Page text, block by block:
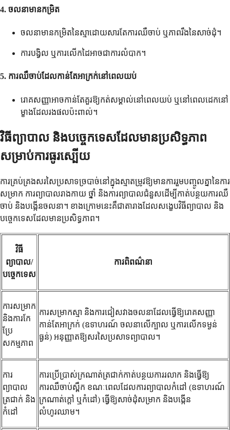
4. ចលនាមានកម្រិត
ចលនាមានកម្រិតនៃស្មាដោយសារតែការឈឺចាប់ ឬភាពរឹងនៃសាច់ដុំ។
ការបង្វិល ឬការលើកដៃអាចជាការលំបាក។
5. ការឈឺចាប់ដែលកាន់តែអាក្រក់នៅពេលយប់
រោគសញ្ញាអាចកាន់តែគួរឱ្យកត់សម្គាល់នៅពេលយប់ ឬនៅពេលដេកនៅ
ម្ខាងដែលរងផលប៉ះពាល់។
វិធីព្យាបាល និងបច្ចេកទេសដែលមានប្រសិទ្ធភាព
សម្រាប់ការធូរស្បើយ
ការគ្រប់គ្រងសរសៃប្រសាទច្របាច់នៅក្នុងស្មាតម្រូវឱ្យមានការរួមបញ្ចូលគ្នានៃការ
សម្រាក ការព្យាបាលរាងកាយ ថ្នាំ និងការព្យាបាលជំនួសដើម្បីកាត់បន្ថយការឈឺ
ចាប់ និងបង្កើនចលនា។ ខាងក្រោមនេះគឺជាតារាងដែលសង្ខេបវិធីព្យាបាល និង
បច្ចេកទេសដែលមានប្រសិទ្ធភាព។
វិធី
ព្យាបាល/
បច្ចេកទេស
ការពិពណ៌នា
ការសម្រាក
និងការកែ
ប្រែ
សកម្មភាព
ការសម្រាកស្មា និងការជៀសវាងចលនាដែលធ្វើឱ្យរោគសញ្ញា
កាន់តែអាក្រក់ (ឧទាហរណ៍ ចលនាលើក្បាល ឬការលើកទម្ងន់
ធ្ងន់) អនុញ្ញាតឱ្យសរសៃប្រសាទព្យាបាល។
ការ
ព្យាបាល
ត្រជាក់ និង
កំដៅ
ការប្រើប្រាស់ក្រណាត់ត្រជាក់កាត់បន្ថយការរលាក និងធ្វើឱ្យ
ការឈឺចាប់ស្ពឹក ខណៈពេលដែលការព្យាបាលកំដៅ (ឧទាហរណ៍
ក្រណាត់ក្តៅ ឬកំដៅ) ធ្វើឱ្យសាច់ដុំសម្រាក និងបង្កើន
លំហូរឈាម។